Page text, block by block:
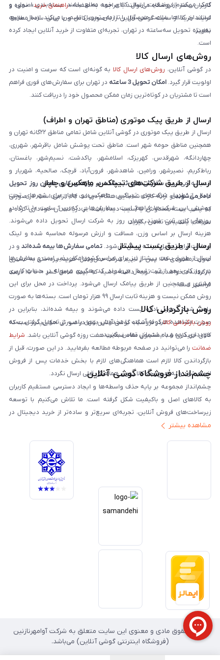
کمک می‌کند از وضعیت ارسال کالای خود مطلع باشند. بسته‌بندی اصولی و
استاندارد کالاها، سلامت محصول را تا زمان تحویل تضمین می‌کند. ارسال سریع،
به‌ویژه تحویل سه‌ساعته در تهران، تجربه‌ای متفاوت از خرید آنلاین ایجاد کرده
است.
کاربران محترم فروشگاه می‌توانند با مراجعه به صفحه «راهنمای خرید»، نحوه و
فرایند خرید از سایت گوشی آنلاین را به‌صورت کامل و با زبانی ساده مطالعه
نمایند.
روش‌های ارسال کالا
در گوشی آنلاین، روش‌های ارسال کالا به گونه‌ای است که سرعت و امنیت در
اولویت قرار گیرد. امکان تحویل 3 ساعته
در تهران برای سفارش‌های فوری فراهم
است تا مشتریان در کوتاه‌ترین زمان ممکن محصول خود را دریافت کنند.
ارسال از طریق پیک موتوری (مناطق تهران و اطراف)
ارسال از طریق پیک موتوری در گوشی آنلاین شامل تمامی مناطق ۲۲گانه تهران و
همچنین مناطق حومه شهر است. مناطق تحت پوشش شامل باقرشهر، شهرری،
چهاردانگه، شهرقدس، کهریزک، اسلامشهر، پاکدشت، نسیم‌شهر، باغستان،
رباط‌کریم، نصیرشهر، ورامین، شاهدشهر، فرون‌آباد، قرچک، صالحیه، شهریار و
اندیشه می‌شود. سفارش‌های ثبت‌شده در روزهای کاری همان روز تحویل
داده می‌شوندو ارائه کارت شناسایی هنگام دریافت کالا الزامی است. در صورتی
که پلمپ بسته مخدوش یا آسیب دیده باشد، از دریافت آن خودداری کرده و
سریعاً با پشتیبانی تماس بگیرید.
ارسال از طریق شرکت‌های تیپاکس، ماهکس و چاپار
ارسال از طریق شرکت‌های تیپاکس، ماهکس و چاپار برای شهرهای تحت
پوشش این شرکت‌ها فراهم است. سفارش‌هایی که بین ساعت ۱۰ تا ۱۵ در
روزهای کاری ثبت شوند، همان روز به شرکت ارسال تحویل داده می‌شوند.
هزینه ارسال بر اساس وزن، مسافت و ارزش مرسوله محاسبه شده و لینک
پرداخت برای تحویل‌گیرنده ارسال می‌شود. تمامی سفارش‌ها بیمه شده‌اند و در
صورت مفقودی کالا، پس از تایید شرکت حمل‌ونقل، هزینه پرداختی به مشتری
بازگردانده خواهد شد. توجه داشته باشید که بیمه شامل کسر ۱۰ تا ۱۵ درصد
فرانشیز است.
ارسال از طریق پست پیشتاز
ارسال از طریق پست پیشتاز نیز برای سراسر کشور امکان‌پذیر است و سفارش‌ها
در روز کاری بعد از ثبت، ارسال می‌شوند. کد رهگیری مرسوله در حساب کاربری
مشتری و همچنین از طریق پیامک ارسال می‌شود. پرداخت در محل برای این
روش ممکن نیست و هزینه ثابت ارسال ۹۹ هزار تومان است. بسته‌ها به صورت
پلمپ شده تحویل اداره پست داده می‌شوند و بیمه شده‌اند، بنابراین در
صورت مشاهده هرگونه آسیب یا مخدوش بودن پلمپ، از تحویل گرفتن بسته
خودداری کرده و با پشتیبانی تماس بگیرید.
روش بازگردانی کالا
روش بازگردانی کالادر فروشگاه گوشی آنلاین تنها در صورتی امکان‌پذیر است که
کالای خریداری شده مشمول مفاد ضمانت هفت روزه گوشی آنلاین باشد. شرایط
ضمانت را می‌توانید در صفحه مربوطه مطالعه بفرمایید. در این صورت، قبل از
بازگرداندن کالا لازم است هماهنگی‌های لازم با بخش خدمات پس از فروش
انجام شود و به هیچ‌وجه کالا بدون هماهنگی قبلی ارسال نگردد.
چشم‌انداز فروشگاه گوشی آنلاین
چشم‌انداز مجموعه بر پایه حذف واسطه‌ها و ایجاد دسترسی مستقیم کاربران
به کالاهای اصل و باکیفیت شکل گرفته است. ما تلاش می‌کنیم با توسعه
زیرساخت‌های فروش آنلاین، تجربه‌ای سریع‌تر و ساده‌تر از خرید دیجیتال در
ایران ارائه دهیم. تبدیل‌شدن به مرجعی قابل اعتماد برای خرید کالای دیجیتال،
خدمات و به‌روزرسانی مداوم محصولات، مسیر ما را روشن‌تر می‌کند. ما باور
داریم آینده بازار دیجیتال متعلق به کسب‌وکارهایی است که صداقت و شفافیت
را در اولویت قرار می‌دهند. گوشی آنلاین با تکیه بر تجربه و تخصص، با قدرت به
سمت تحقق این چشم‌انداز حرکت می‌کند.
مشاهده بیشتر
تمامی حقوق مادی و معنوی این سایت متعلق به شرکت آوامهرنازنین
(فروشگاه اینترنتی گوشی آنلاین) می‌باشد.